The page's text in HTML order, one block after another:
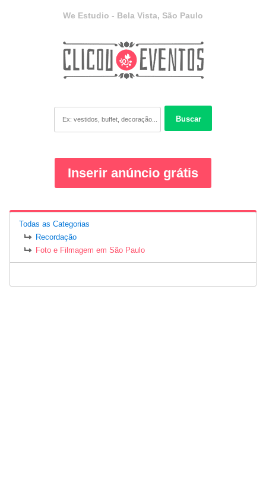
We Estudio - Bela Vista, São Paulo
Buscar
Inserir anúncio grátis
Todas as Categorias
Recordação
Foto e Filmagem em São Paulo